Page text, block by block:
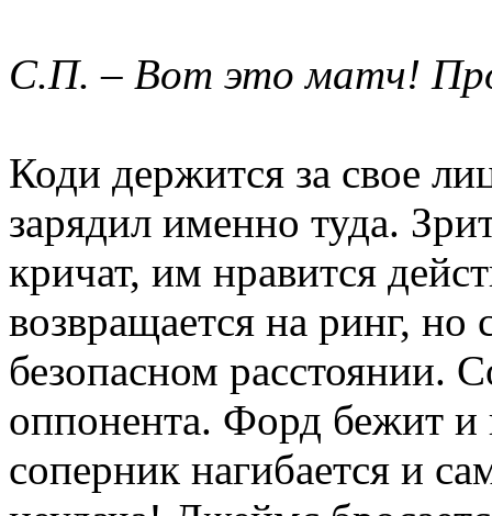
С.П. – Вот это матч!
Коди держится за свое
зарядил именно туда.
кричат, им нравится
возвращается на ринг, но
безопасном расстоянии.
оппонента. Форд бежит и
соперник нагибается и